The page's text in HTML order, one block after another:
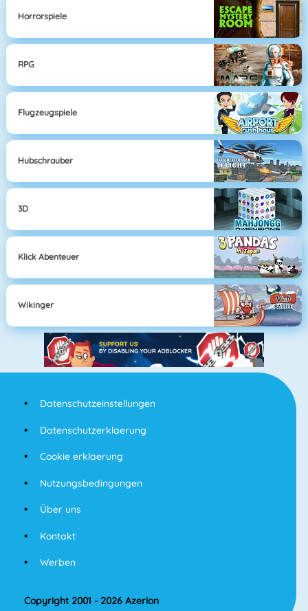
Horrorspiele
RPG
Flugzeugspiele
Hubschrauber
3D
Klick Abenteuer
Wikinger
Datenschutzeinstellungen
Datenschutzerklaerung
Cookie erklaerung
Nutzungsbedingungen
Über uns
Kontakt
Werben
Copyright 2001 - 2026 Azerion